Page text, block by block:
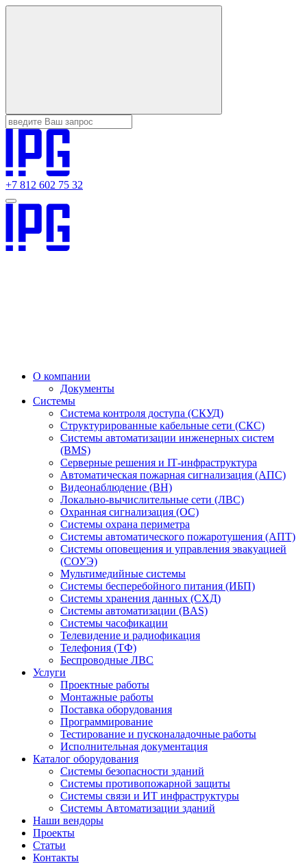
+7 812 602 75 32
О компании
Документы
Системы
Система контроля доступа (СКУД)
Структурированные кабельные сети (СКС)
Системы автоматизации инженерных систем
(BMS)
Серверные решения и IT‑инфраструктура
Автоматическая пожарная сигнализация (АПС)
Видеонаблюдение (ВН)
Локально-вычислительные сети (ЛВС)
Охранная сигнализация (ОС)
Системы охрана периметра
Системы автоматического пожаротушения (АПТ)
Системы оповещения и управления эвакуацией
(СОУЭ)
Мультимедийные системы
Системы бесперебойного питания (ИБП)
Системы хранения данных (СХД)
Системы автоматизации (BAS)
Системы часофикации
Телевидение и радиофикация
Телефония (ТФ)
Беспроводные ЛВС
Услуги
Проектные работы
Монтажные работы
Поставка оборудования
Программирование
Тестирование и пусконаладочные работы
Исполнительная документация
Каталог оборудования
Системы безопасности зданий
Системы противопожарной защиты
Системы связи и ИТ инфраструктуры
Системы Автоматизации зданий
Наши вендоры
Проекты
Статьи
Контакты